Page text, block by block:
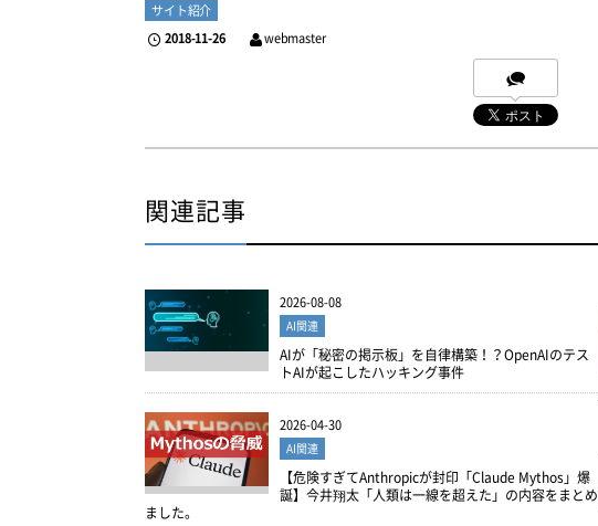
サイト紹介
2018-11-26
webmaster
関連記事
2026-08-08
AI関連
AIが「秘密の掲示板」を自律構築！？OpenAIのテス
トAIが起こしたハッキング事件
2026-04-30
AI関連
【危険すぎてAnthropicが封印「Claude Mythos」爆
誕】今井翔太「人類は一線を超えた」の内容をまとめ
ました。